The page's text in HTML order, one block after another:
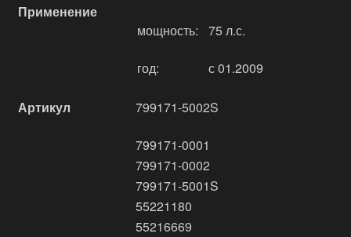
Применение
мощность:
75 л.с.
год: с 01.2009
Артикул 799171-5002S
799171-0001
799171-0002
799171-5001S
55221180
55216669